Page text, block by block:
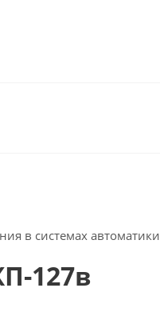
в системах автоматики
127в